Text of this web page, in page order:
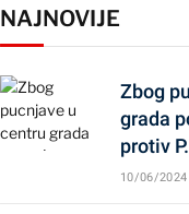
NAJNOVIJE
Zbog
grada
protiv
10/06/2024